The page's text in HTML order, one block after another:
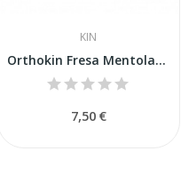
KIN
Orthokin Fresa Mentolada Pasta 75ml
7,50 €